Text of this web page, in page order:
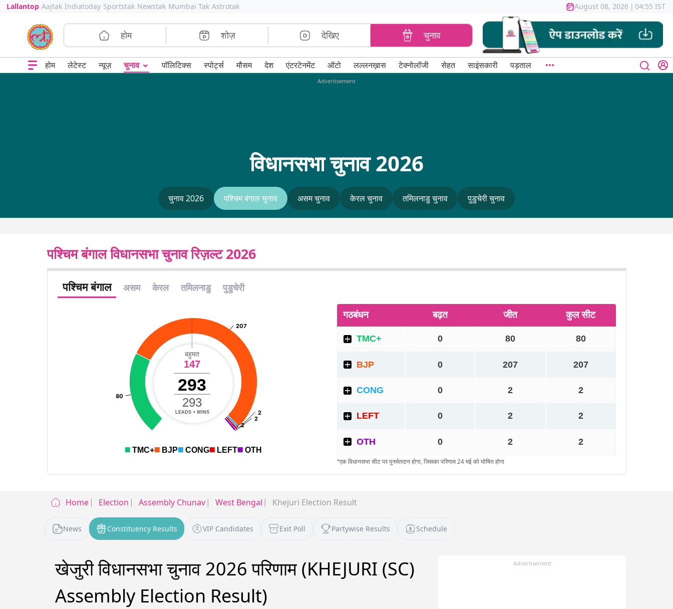
Lallantop Aajtak Indiatoday Sportstak Newstak Mumbai Tak Astrotak August 08, 2026 | 04:55 IST
होम शोज़ देखिए चुनाव
होम लेटेस्ट न्यूज़ चुनाव ⌄ पॉलिटिक्स स्पोर्ट्स मौसम देश एंटरटेनमेंट ऑटो लल्लनख़ास टेक्नोलॉजी सेहत साइंसकारी पड़ताल
Advertisement
विधानसभा चुनाव 2026
चुनाव 2026 पश्चिम बंगाल चुनाव असम चुनाव केरल चुनाव तमिलनाडु चुनाव पुडुचेरी चुनाव
पश्चिम बंगाल विधानसभा चुनाव रिज़ल्ट 2026
Home Election Assembly Chunav West Bengal Khejuri Election Result
News Constituency Results VIP Candidates Exit Poll Partywise Results Schedule
खेजुरी विधानसभा चुनाव 2026 परिणाम (KHEJURI (SC)
Assembly Election Result)
Advertisement